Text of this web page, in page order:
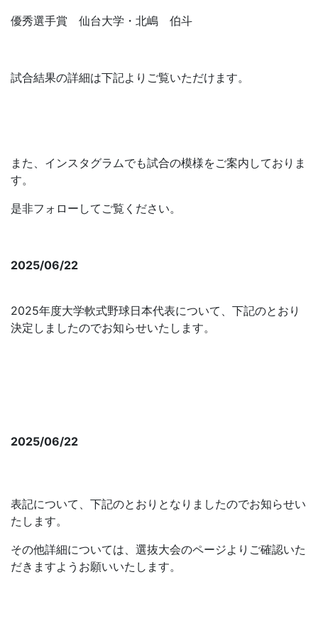
優秀選手賞 仙台大学・北嶋 伯斗
試合結果の詳細は下記よりご覧いただけます。
また、インスタグラムでも試合の模様をご案内しておりま
す。
是非フォローしてご覧ください。
2025/06/22
2025年度大学軟式野球日本代表について、下記のとおり
決定しましたのでお知らせいたします。
2025/06/22
表記について、下記のとおりとなりましたのでお知らせい
たします。
その他詳細については、選抜大会のページよりご確認いた
だきますようお願いいたします。